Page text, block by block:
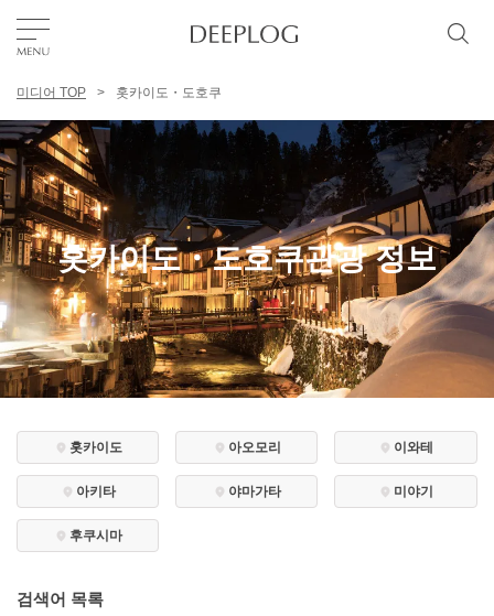
TOP
에리어
카테고리
한국어
개인 정보보호
미디어 TOP 홋카이도・도호쿠
홋카이도・도호쿠관광 정보
홋카이도 아오모리 이와테
아키타 야마가타 미야기
후쿠시마
검색어 목록